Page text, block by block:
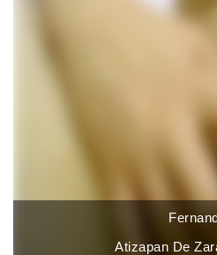
Atizapan De